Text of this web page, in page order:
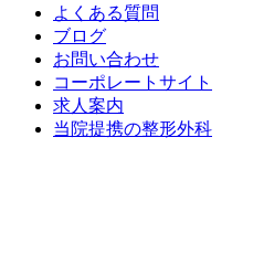
よくある質問
ブログ
お問い合わせ
コーポレートサイト
求人案内
当院提携の整形外科